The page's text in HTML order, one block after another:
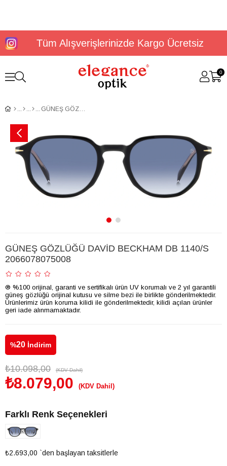
Tüm Alışverişlerinizde Kargo Ücretsiz
0
GÜNEŞ GÖZLÜĞÜ DAVİD BECKHAM DB 1140/S 2066078075008
GÜNEŞ GÖZLÜĞÜ DAVİD BECKHAM DB 1140/S
2066078075008
® %100 orijinal, garanti ve sertifikalı ürün UV korumalı ve 2 yıl garantili
güneş gözlüğü orijinal kutusu ve silme bezi ile birlikte gönderilmektedir.
Ürünlerimiz ürün koruma kilidi ile gönderilmektedir, kilidi açılan ürünler
geri iade alınmamaktadır.
%20 İndirim
₺10.098,00 (KDV Dahil)
₺8.079,00 (KDV Dahil)
Farklı Renk Seçenekleri
Tükendi
₺2.693,00 `den başlayan taksitlerle